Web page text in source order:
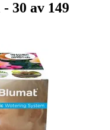
30 av 149